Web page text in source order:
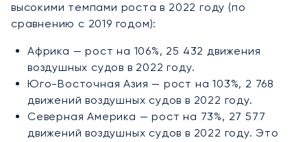
высокими темпами роста в 2022 году (по
сравнению с 2019 годом):
Африка — рост на 106%, 25 432 движения
воздушных судов в 2022 году.
Юго-Восточная Азия — рост на 103%, 2 768
движений воздушных судов в 2022 году.
Северная Америка — рост на 73%, 27 577
движений воздушных судов в 2022 году. Это